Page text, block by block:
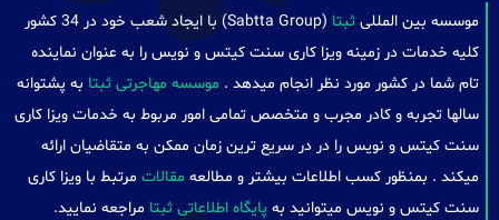
موسسه بین المللی ثبتا
(Sabtta Group) با ایجاد شعب خود در 34 کشور
کلیه خدمات در زمینه ویزا کاری سنت کیتس و نویس را به عنوان نماینده
تام شما در کشور مورد نظر انجام میدهد . موسسه مهاجرتی ثبتا به پشتوانه
سالها تجربه و کادر مجرب و متخصص تمامی امور مربوط به خدمات ویزا کاری
سنت کیتس و نویس را در در سریع ترین زمان ممکن به متقاضیان ارائه
میکند . بمنظور کسب اطلاعات بیشتر و مطالعه مقالات مرتبط با ویزا کاری
سنت کیتس و نویس میتوانید به پایگاه اطلاعاتی ثبتا مراجعه نمایید.